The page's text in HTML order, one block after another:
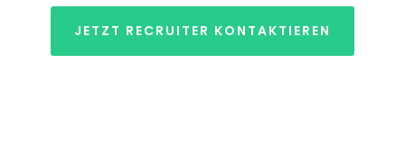
JETZT RECRUITER KONTAKTIEREN